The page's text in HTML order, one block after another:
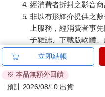
經消費者拆封之影音商
非以有形媒介提供之
上服務，經消費者事
子雜誌、下載版軟體
已拆封之個人衛生用
若非上列種類商品，均享
日）。
立即結帳
※ 本品無額外回饋
預計 2026/08/10 出貨